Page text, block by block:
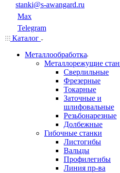
stanki@s-awangard.ru
Max
Telegram
Каталог
Металлообработка
Металлорежущие
Сверлильные
Фрезерные
Токарные
Заточные и
шлифовальные
Резьбонарезные
Долбежные
Гибочные станки
Листогибы
Вальцы
Профилегибы
Линия пр-ва